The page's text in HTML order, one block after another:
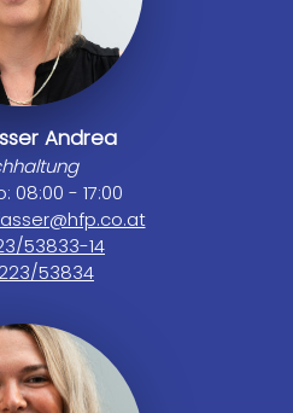
Andrea
08:00 - 17:00
53833-14
53834